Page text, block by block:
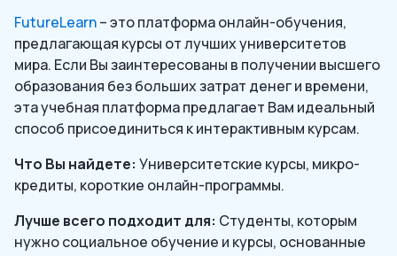
FutureLearn– это платформа онлайн-обучения,
предлагающая курсы от лучших университетов
мира. Если Вы заинтересованы в получении высшего
образования без больших затрат денег и времени,
эта учебная платформа предлагает Вам идеальный
способ присоединиться к интерактивным курсам.
Что Вы найдете: Университетские курсы, микро-
кредиты, короткие онлайн-программы.
Лучше всего подходит для: Студенты, которым
нужно социальное обучение и курсы, основанные